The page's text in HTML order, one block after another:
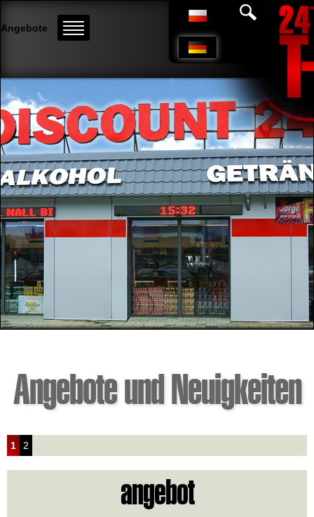
Angebote
Angebote und Neuigkeiten
1 2
angebot